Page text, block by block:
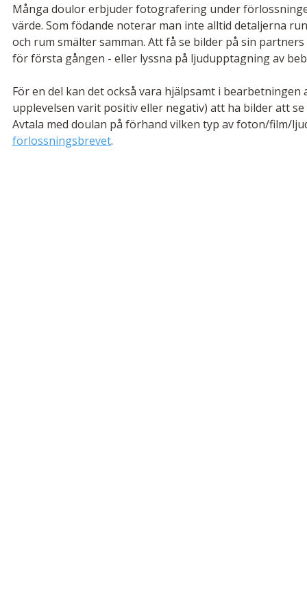
Många doulor erbjuder fotografering under
värde. Som födande noterar man inte alltid detaljerna
och rum smälter samman. Att få se bilder på sin
för första gången - eller lyssna på ljudupptagning av
För en del kan det också vara hjälpsamt i
upplevelsen varit positiv eller negativ) att ha bilder att
Avtala med doulan på förhand vilken typ av foton/film/
förlossningsbrevet.